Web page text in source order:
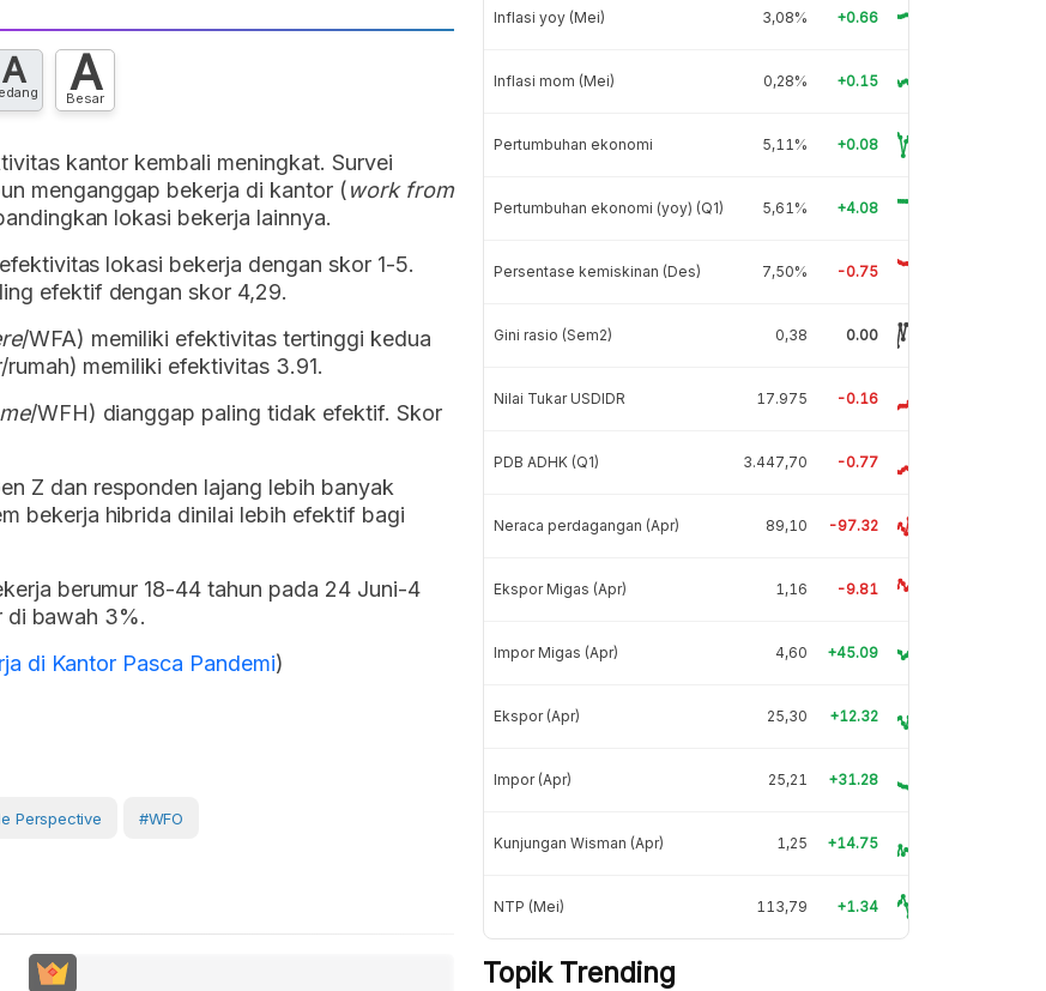
A A
Besar
kantor kembali meningkat. Survei
menganggap bekerja di kantor (work from
lokasi bekerja lainnya.
lokasi bekerja dengan skor 1-5.
efektif dengan skor 4,29.
/WFA) memiliki efektivitas tertinggi kedua
memiliki efektivitas 3.91.
/WFH) dianggap paling tidak efektif. Skor
Z dan responden lajang lebih banyak
bekerja hibrida dinilai lebih efektif bagi
berumur 18-44 tahun pada 24 Juni-4
di bawah 3%.
di Kantor Pasca Pandemi)
Perspective #WFO
Inflasi yoy (Mei) 3,08% +0.66
Inflasi mom (Mei) 0,28% +0.15
Pertumbuhan ekonomi 5,11% +0.08
Pertumbuhan ekonomi (yoy) (Q1) 5,61% +4.08
Persentase kemiskinan (Des) 7,50% -0.75
Gini rasio (Sem2) 0,38 0.00
Nilai Tukar USDIDR 17.975 -0.16
PDB ADHK (Q1) 3.447,70 -0.77
Neraca perdagangan (Apr) 89,10 -97.32
Ekspor Migas (Apr) 1,16 -9.81
Impor Migas (Apr) 4,60 +45.09
Ekspor (Apr) 25,30 +12.32
Impor (Apr) 25,21 +31.28
Kunjungan Wisman (Apr) 1,25 +14.75
NTP (Mei) 113,79 +1.34
Topik Trending